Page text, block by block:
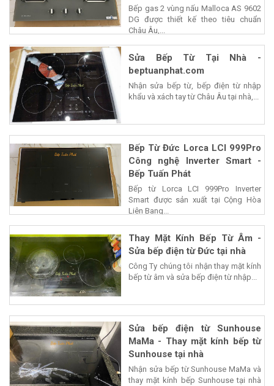
Bếp gas 2 vùng nấu Malloca AS 9602
DG được thiết kế theo tiêu chuẩn
Châu Âu,...
Sửa Bếp Từ Tại Nhà -
beptuanphat.com
Nhận sửa bếp từ, bếp điện từ nhập
khẩu và xách tay từ Châu Âu tại nhà,...
Bếp Từ Đức Lorca LCI 999Pro
Công nghệ Inverter Smart -
Bếp Tuấn Phát
Bếp từ Lorca LCI 999Pro Inverter
Smart được sản xuất tại Cộng Hòa
Liên Bang...
Thay Mặt Kính Bếp Từ Âm -
Sửa bếp điện từ Đức tại nhà
Công Ty chúng tôi nhận thay mặt kính
bếp từ âm và sửa bếp điện từ nhập...
Sửa bếp điện từ Sunhouse
MaMa - Thay mặt kính bếp từ
Sunhouse tại nhà
Nhận sửa bếp từ Sunhouse MaMa và
thay mặt kính bếp Sunhouse tại nhà